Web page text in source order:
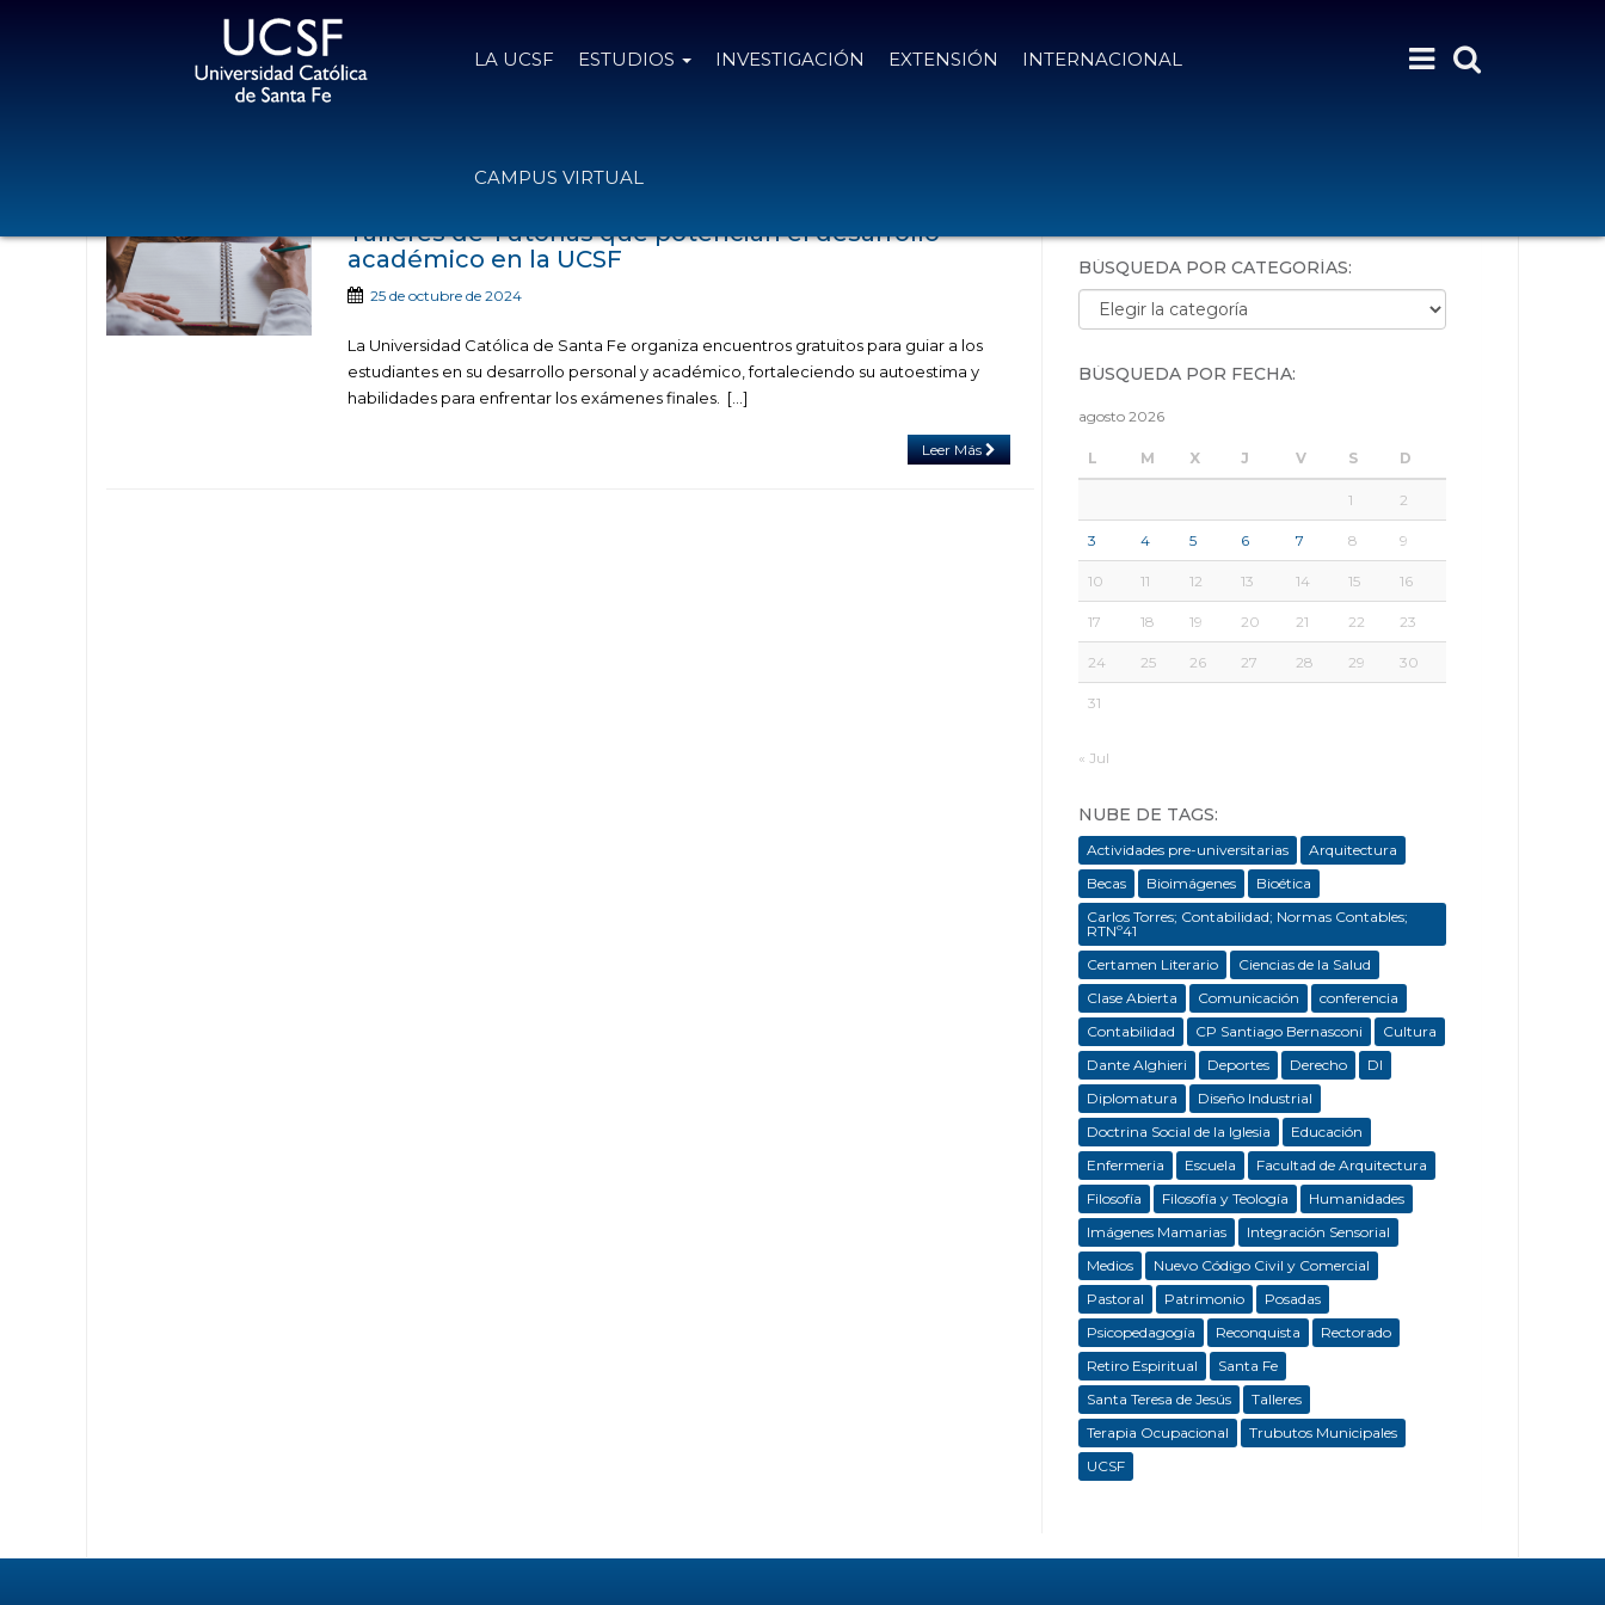
LA UCSF ESTUDIOS INVESTIGACIÓN EXTENSIÓN INTERNACIONAL
CAMPUS VIRTUAL
Talleres de Tutorías que potencian el desarrollo
académico en la UCSF
25 de octubre de 2024
La Universidad Católica de Santa Fe organiza encuentros gratuitos para guiar a los
estudiantes en su desarrollo personal y académico, fortaleciendo su autoestima y
habilidades para enfrentar los exámenes finales. […]
Leer Más
BÚSQUEDA POR CATEGORÍAS:
Búsqueda por categorías:
BÚSQUEDA POR FECHA:
agosto 2026
L M X J V S D
1 2
3 4 5 6 7 8 9
10 11 12 13 14 15 16
17 18 19 20 21 22 23
24 25 26 27 28 29 30
31
« Jul
NUBE DE TAGS:
Actividades pre-universitarias
Arquitectura
Becas
Bioimágenes
Bioética
Carlos Torres; Contabilidad; Normas Contables;
RTNº41
Certamen Literario
Ciencias de la Salud
Clase Abierta
Comunicación
conferencia
Contabilidad
CP Santiago Bernasconi
Cultura
Dante Alghieri
Deportes Derecho
DI
Diplomatura
Diseño Industrial
Doctrina Social de la Iglesia
Educación
Enfermeria
Escuela
Facultad de Arquitectura
Filosofía
Filosofía y Teología
Humanidades
Imágenes Mamarias
Integración Sensorial
Medios
Nuevo Código Civil y Comercial
Pastoral
Patrimonio
Posadas
Psicopedagogía
Reconquista
Rectorado
Retiro Espiritual
Santa Fe
Santa Teresa de Jesús
Talleres
Terapia Ocupacional
Trubutos Municipales
UCSF